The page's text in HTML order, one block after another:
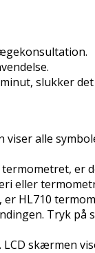
slukker
alle
er
eller
HL710
Tryk på
skærmen